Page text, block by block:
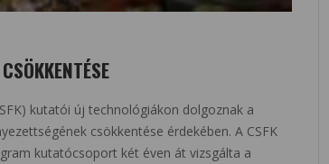
kutatói új technológiákon dolgoznak a
csökkentése érdekében. A CSFK
kutatócsoport két éven át vizsgálta a